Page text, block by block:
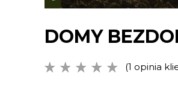
DOMY
1
(1 opinia